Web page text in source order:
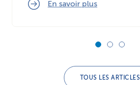
En savoir plus
TOUS LES ARTICLES